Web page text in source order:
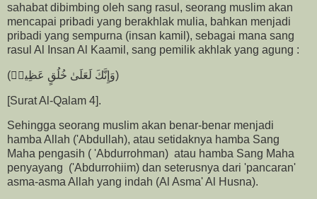
sahabat dibimbing oleh sang rasul, seorang muslim akan
mencapai pribadi yang berakhlak mulia, bahkan menjadi
pribadi yang sempurna (insan kamil), sebagai mana sang
rasul Al Insan Al Kaamil, sang pemilik akhlak yang agung :
(وَإِنَّكَ لَعَلَىٰ خُلُقٍ عَظِیمࣲ)
[Surat Al-Qalam 4].
Sehingga seorang muslim akan benar-benar menjadi
hamba Allah ('Abdullah), atau setidaknya hamba Sang
Maha pengasih ( 'Abdurrohman) atau hamba Sang Maha
penyayang ('Abdurrohiim) dan seterusnya dari 'pancaran'
asma-asma Allah yang indah (Al Asma' Al Husna).